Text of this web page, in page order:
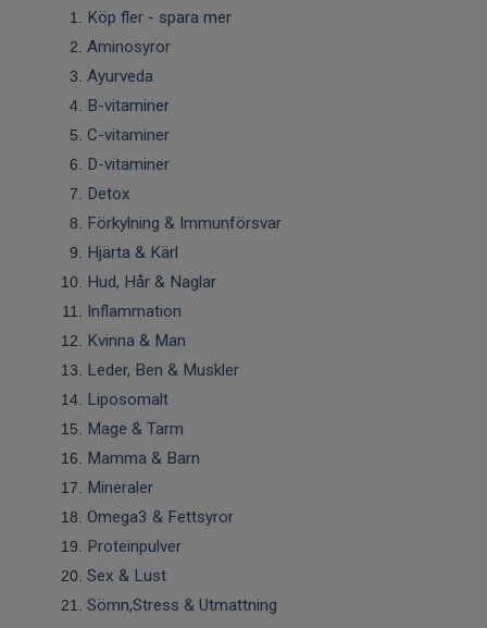
Köp fler - spara mer
Aminosyror
Ayurveda
B-vitaminer
C-vitaminer
D-vitaminer
Detox
Förkylning & Immunförsvar
Hjärta & Kärl
Hud, Hår & Naglar
Inflammation
Kvinna & Man
Leder, Ben & Muskler
Liposomalt
Mage & Tarm
Mamma & Barn
Mineraler
Omega3 & Fettsyror
Proteinpulver
Sex & Lust
Sömn,Stress & Utmattning